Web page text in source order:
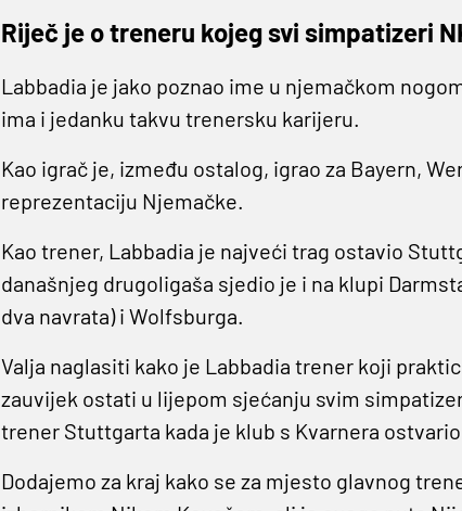
Riječ je o treneru kojeg svi simpatizeri
Labbadia je jako poznao ime u njemačkom
ima i jedanku takvu trenersku karijeru.
Kao igrač je, između ostalog, igrao za Bayern,
reprezentaciju Njemačke.
Kao trener, Labbadia je najveći trag ostavio
današnjeg drugoligaša sjedio je i na klupi
dva navrata) i Wolfsburga.
Valja naglasiti kako je Labbadia trener koji
zauvijek ostati u lijepom sjećanju svim
trener Stuttgarta kada je klub s Kvarnera
Dodajemo za kraj kako se za mjesto glavnog